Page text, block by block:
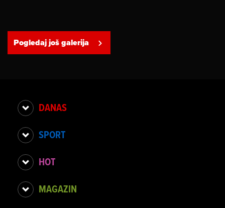
Pogledaj još galerija
DANAS
SPORT
HOT
MAGAZIN